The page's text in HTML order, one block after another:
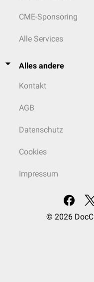
CME-Sponsoring
Alle Services
Alles andere
Kontakt
AGB
Datenschutz
Cookies
Impressum
© 2026